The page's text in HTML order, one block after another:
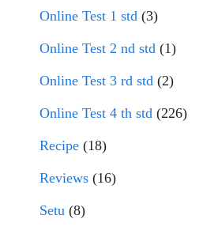
Online Test 1 std (3)
Online Test 2 nd std (1)
Online Test 3 rd std (2)
Online Test 4 th std (226)
Recipe (18)
Reviews (16)
Setu (8)